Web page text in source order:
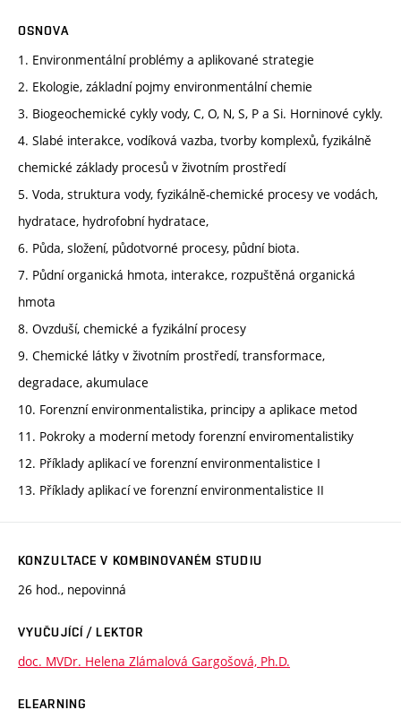
OSNOVA
1. Environmentální problémy a aplikované strategie
2. Ekologie, základní pojmy environmentální chemie
3. Biogeochemické cykly vody, C, O, N, S, P a Si. Horninové cykly.
4. Slabé interakce, vodíková vazba, tvorby komplexů, fyzikálně
chemické základy procesů v životním prostředí
5. Voda, struktura vody, fyzikálně-chemické procesy ve vodách,
hydratace, hydrofobní hydratace,
6. Půda, složení, půdotvorné procesy, půdní biota.
7. Půdní organická hmota, interakce, rozpuštěná organická
hmota
8. Ovzduší, chemické a fyzikální procesy
9. Chemické látky v životním prostředí, transformace,
degradace, akumulace
10. Forenzní environmentalistika, principy a aplikace metod
11. Pokroky a moderní metody forenzní enviromentalistiky
12. Příklady aplikací ve forenzní environmentalistice I
13. Příklady aplikací ve forenzní environmentalistice II
KONZULTACE V KOMBINOVANÉM STUDIU
26 hod., nepovinná
VYUČUJÍCÍ / LEKTOR
doc. MVDr. Helena Zlámalová Gargošová, Ph.D.
ELEARNING